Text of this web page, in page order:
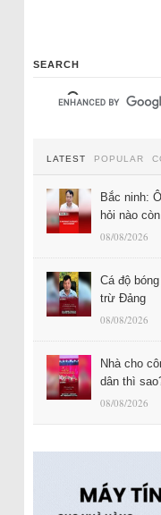
SEARCH
LATEST POPULAR
Bắc ninh:
hỏi nào
08/08/2026
Cá độ
trừ Đảng
08/08/2026
Nhà cho
dân thì
08/08/2026